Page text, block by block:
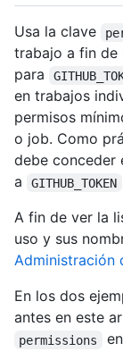
Usa la clave
trabajo a fin de
para
en trabajos
permisos
o job. Como
debe conceder
a
GITHUB_TOKEN
A fin de ver la
uso y sus
Administración
En los dos
antes en este
permissions